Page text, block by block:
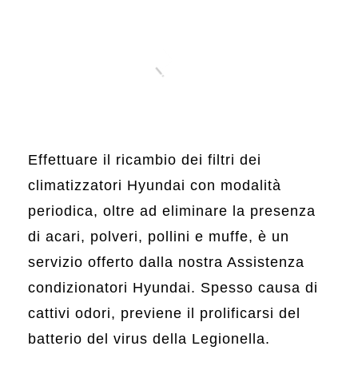
Effettuare il ricambio dei filtri dei
climatizzatori Hyundai con modalità
periodica, oltre ad eliminare la presenza
di acari, polveri, pollini e muffe, è un
servizio offerto dalla nostra Assistenza
condizionatori Hyundai. Spesso causa di
cattivi odori, previene il prolificarsi del
batterio del virus della Legionella.